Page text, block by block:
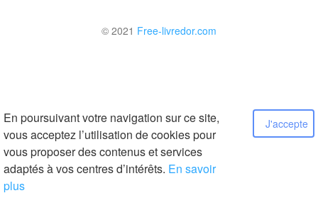
En poursuivant votre navigation sur ce site,
vous acceptez l’utilisation de cookies pour
vous proposer des contenus et services
adaptés à vos centres d’intérêts. En savoir
plus
J'accepte
© 2021 Free-livredor.com